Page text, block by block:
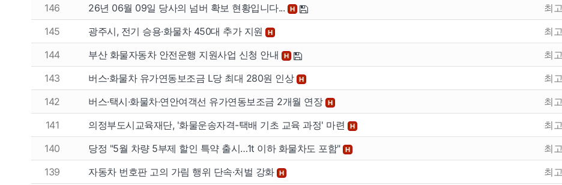
146
26년 06월 09일 당사의 넘버 확보 현황입니다... H 최
145
광주시, 전기 승용·화물차 450대 추가 지원 H 최
144
부산 화물자동차 안전운행 지원사업 신청 안내 H 최
143
버스·화물차 유가연동보조금 L당 최대 280원 인상 H 최
142
버스·택시·화물차·연안여객선 유가연동보조금 2개월 연장 H 최
141
의정부도시교육재단, '화물운송자격-택배 기초 교육 과정' 마련 H 최
140
당정 "5월 차량 5부제 할인 특약 출시…1t 이하 화물차도 포함" H 최
139
자동차 번호판 고의 가림 행위 단속·처벌 강화 H 최